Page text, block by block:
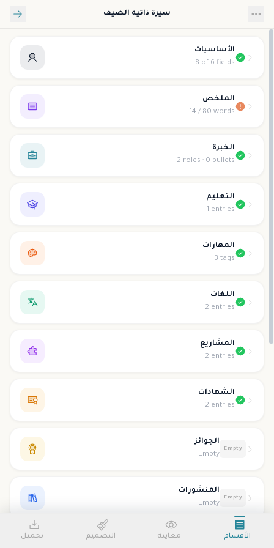
تخطي إلى المحتوى الرئيسيسيرة ذاتية الضيف
الأساسيات
8 of 6 fields
الملخص
14 / 80 words
الخبرة
2 roles · 0 bullets
التعليم
1 entries
المهارات
3 tags
اللغات
2 entries
المشاريع
2 entries
الشهادات
2 entries
الجوائز
Empty
Empty
المنشورات
Empty
Empty
الأقسام معاينة التصميم تحميل